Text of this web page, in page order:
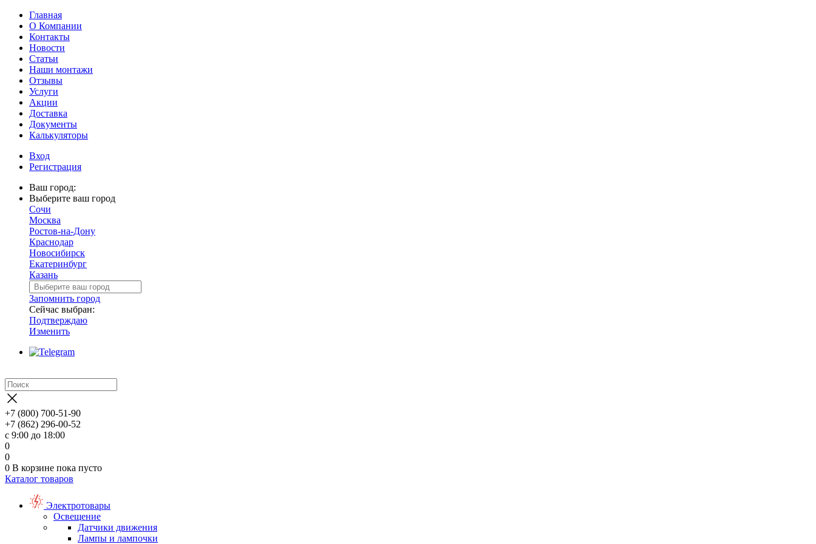
Главная
О Компании
Контакты
Новости
Статьи
Наши монтажи
Отзывы
Услуги
Акции
Доставка
Документы
Калькуляторы
Вход
Регистрация
Ваш город:
Выберите ваш город
Сочи
Москва
Ростов-на-Дону
Краснодар
Новосибирск
Екатеринбург
Казань
Запомнить город
Сейчас выбран:
Подтверждаю
Изменить
+7 (800) 700-51-90
+7 (862) 296-00-52
с 9:00 до 18:00
0
0
0 В корзине пока пусто
Каталог товаров
Электротовары
Освещение
Датчики движения
Лампы и лампочки